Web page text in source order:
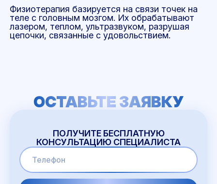
Физиотерапия базируется на связи точек на
теле с головным мозгом. Их обрабатывают
лазером, теплом, ультразвуком, разрушая
цепочки, связанные с удовольствием.
ОСТАВЬТЕ ЗАЯВКУ
ПОЛУЧИТЕ БЕСПЛАТНУЮ
КОНСУЛЬТАЦИЮ СПЕЦИАЛИСТА